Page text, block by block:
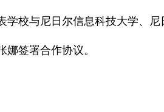
学校与尼日尔信息科技大学、
签署合作协议。